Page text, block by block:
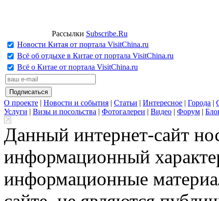
Рассылки Subscribe.Ru
Новости Китая от портала VisitChina.ru
Всё об отдыхе в Китае от портала VisitChina.ru
Всё о Китае от портала VisitChina.ru
О проекте | Новости и события | Статьи | Интересное | Города |
Услуги | Визы и посольства | Фотогалереи | Видео | Форум |
Данный интернет-сайт
информационный
информационные